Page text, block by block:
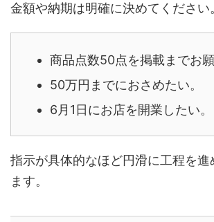
金額や納期は明確に決めてください
商品点数50点を掲載までお願
50万円までにおさめたい。
6月1日にお店を開業したい。
指示が具体的なほど円滑に工程を進
ます。